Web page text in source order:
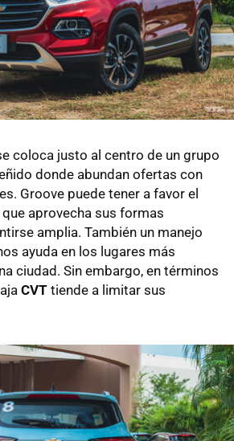
coloca justo al centro de un grupo
donde abundan ofertas con
Groove puede tener a favor el
que aprovecha sus formas
amplia. También un manejo
ayuda en los lugares más
ciudad. Sin embargo, en términos
CVT tiende a limitar sus